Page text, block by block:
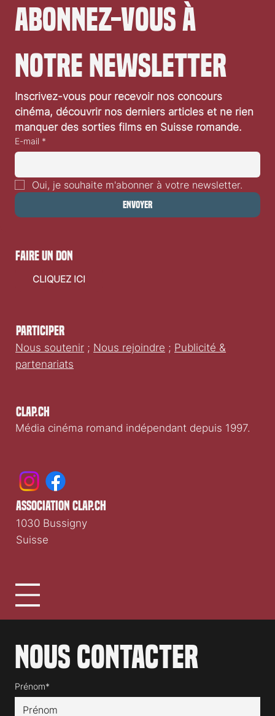
Festival de Locarno 2026: Dances With Wolves
Abonnez-vous à
notre newsletter
Inscrivez-vous pour recevoir nos concours
cinéma, découvrir nos derniers articles et ne rien
manquer des sorties films en Suisse romande.
E-mail *
Oui, je souhaite m'abonner à votre newsletter.
Envoyer
Clap.ch
Média cinéma romand indépendant depuis 1997.
Participer
Nous soutenir ; Nous rejoindre ; Publicité &
partenariats
Nous contacter
Prénom*
faire un don
CLIQUEZ ICI
association clap.ch
1030 Bussigny
Suisse